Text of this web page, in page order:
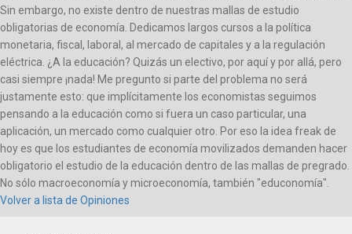
Sin embargo, no existe dentro de nuestras mallas de estudio
obligatorias de economía. Dedicamos largos cursos a la política
monetaria, fiscal, laboral, al mercado de capitales y a la regulación
eléctrica. ¿A la educación? Quizás un electivo, por aquí y por allá, pero
casi siempre ¡nada! Me pregunto si parte del problema no será
justamente esto: que implícitamente los economistas seguimos
pensando a la educación como si fuera un caso particular, una
aplicación, un mercado como cualquier otro. Por eso la idea freak de
hoy es que los estudiantes de economía movilizados demanden hacer
obligatorio el estudio de la educación dentro de las mallas de pregrado.
No sólo macroeconomía y microeconomía, también "educonomía".
Volver a lista de Opiniones